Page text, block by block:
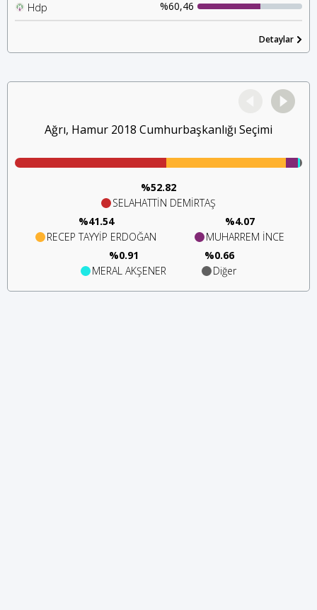
Chp
%1,81
H Hdp %60,46
Detaylar
Ağrı, Hamur 2018 Cumhurbaşkanlığı Seçimi
%52.82
SELAHATTİN DEMİRTAŞ
%41.54
RECEP TAYYİP ERDOĞAN
%4.07
MUHARREM İNCE
%0.91
MERAL AKŞENER
%0.66
Diğer